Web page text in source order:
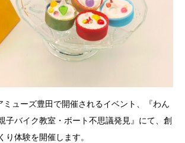
ミューズ豊田で開催されるイベント、『わん
バイク教室・ボート不思議発見』にて、創
り体験を開催します。